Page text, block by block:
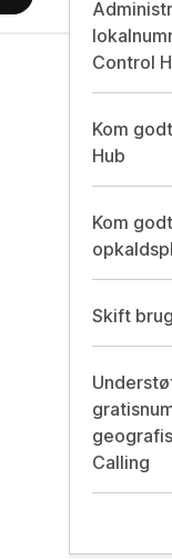
Control
Kom
Hub
Kom
Skift
Calling